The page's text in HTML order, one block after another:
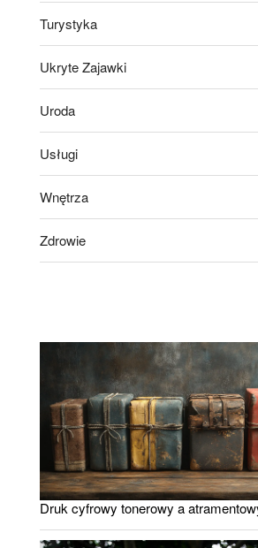
Turystyka
Ukryte Zajawki
Uroda
Usługi
Wnętrza
Zdrowie
Druk cyfrowy tonerowy a